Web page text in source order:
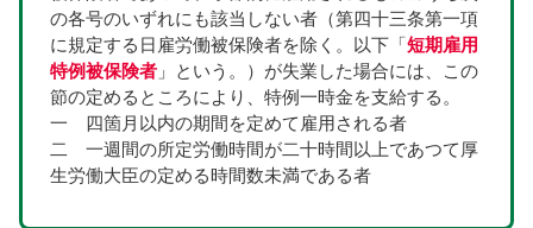
の各号のいずれにも該当しない者（第四十三条第一項
に規定する日雇労働被保険者を除く。以下「短期雇用
特例被保険者」という。）が失業した場合には、この
節の定めるところにより、特例一時金を支給する。
一　四箇月以内の期間を定めて雇用される者
二　一週間の所定労働時間が二十時間以上であつて厚
生労働大臣の定める時間数未満である者